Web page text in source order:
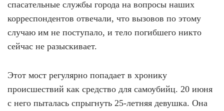
спасательные службы города на вопросы наших
корреспондентов отвечали, что вызовов по этому
случаю им не поступало, и тело погибшего никто
сейчас не разыскивает.
Этот мост регулярно попадает в хронику
происшествий как средство для самоубийц. 20 июня
с него пыталась спрыгнуть 25-летняя девушка. Она